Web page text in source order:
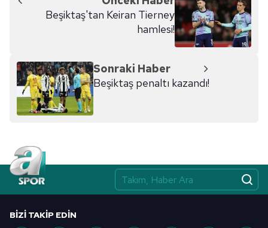
Beşiktaş'tan Keiran Tierney
hamlesi!
Sonraki Haber
Beşiktaş penaltı kazandı!
BIZI TAKIP EDIN